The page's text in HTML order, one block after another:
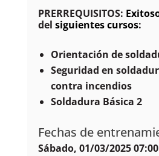
PRERREQUISITOS:
del siguientes cursos:
Orientación de
Seguridad en
contra incendios
Soldadura Básica 2
Fechas de
Sábado, 01/03/2025